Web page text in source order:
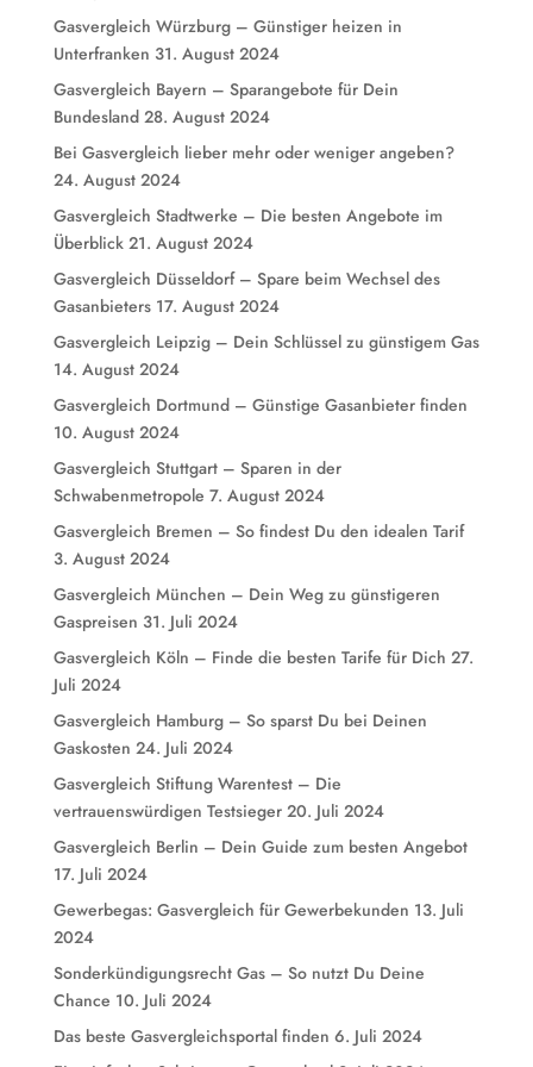
Gasvergleich Würzburg – Günstiger heizen in
Unterfranken 31. August 2024
Gasvergleich Bayern – Sparangebote für Dein
Bundesland 28. August 2024
Bei Gasvergleich lieber mehr oder weniger angeben?
24. August 2024
Gasvergleich Stadtwerke – Die besten Angebote im
Überblick 21. August 2024
Gasvergleich Düsseldorf – Spare beim Wechsel des
Gasanbieters 17. August 2024
Gasvergleich Leipzig – Dein Schlüssel zu günstigem Gas
14. August 2024
Gasvergleich Dortmund – Günstige Gasanbieter finden
10. August 2024
Gasvergleich Stuttgart – Sparen in der
Schwabenmetropole 7. August 2024
Gasvergleich Bremen – So findest Du den idealen Tarif
3. August 2024
Gasvergleich München – Dein Weg zu günstigeren
Gaspreisen 31. Juli 2024
Gasvergleich Köln – Finde die besten Tarife für Dich 27.
Juli 2024
Gasvergleich Hamburg – So sparst Du bei Deinen
Gaskosten 24. Juli 2024
Gasvergleich Stiftung Warentest – Die
vertrauenswürdigen Testsieger 20. Juli 2024
Gasvergleich Berlin – Dein Guide zum besten Angebot
17. Juli 2024
Gewerbegas: Gasvergleich für Gewerbekunden 13. Juli
2024
Sonderkündigungsrecht Gas – So nutzt Du Deine
Chance 10. Juli 2024
Das beste Gasvergleichsportal finden 6. Juli 2024